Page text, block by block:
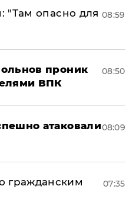
"Там опасно для 08:59
проник
ВПК
08:50
атаковали08:09
гражданским
07:35